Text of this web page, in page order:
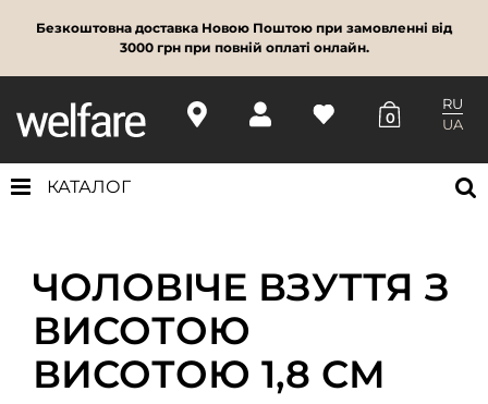
Безкоштовна доставка Новою Поштою при замовленні від
3000 грн при повній оплаті онлайн.
0
RU
UA
КАТАЛОГ
ЧОЛОВІЧЕ ВЗУТТЯ З
ВИСОТОЮ
ВИСОТОЮ 1,8 СМ